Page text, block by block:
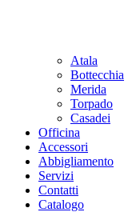
Atala
Bottecchia
Merida
Torpado
Casadei
Officina
Accessori
Abbigliamento
Servizi
Contatti
Catalogo